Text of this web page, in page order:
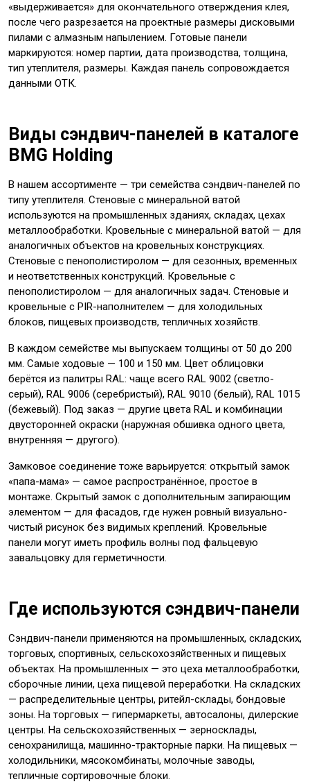
«выдерживается» для окончательного отверждения клея,
после чего разрезается на проектные размеры дисковыми
пилами с алмазным напылением. Готовые панели
маркируются: номер партии, дата производства, толщина,
тип утеплителя, размеры. Каждая панель сопровождается
данными ОТК.
Виды сэндвич-панелей в каталоге
BMG Holding
В нашем ассортименте — три семейства сэндвич-панелей по
типу утеплителя. Стеновые с минеральной ватой
используются на промышленных зданиях, складах, цехах
металлообработки. Кровельные с минеральной ватой — для
аналогичных объектов на кровельных конструкциях.
Стеновые с пенополистиролом — для сезонных, временных
и неответственных конструкций. Кровельные с
пенополистиролом — для аналогичных задач. Стеновые и
кровельные с PIR-наполнителем — для холодильных
блоков, пищевых производств, тепличных хозяйств.
В каждом семействе мы выпускаем толщины от 50 до 200
мм. Самые ходовые — 100 и 150 мм. Цвет облицовки
берётся из палитры RAL: чаще всего RAL 9002 (светло-
серый), RAL 9006 (серебристый), RAL 9010 (белый), RAL 1015
(бежевый). Под заказ — другие цвета RAL и комбинации
двусторонней окраски (наружная обшивка одного цвета,
внутренняя — другого).
Замковое соединение тоже варьируется: открытый замок
«папа-мама» — самое распространённое, простое в
монтаже. Скрытый замок с дополнительным запирающим
элементом — для фасадов, где нужен ровный визуально-
чистый рисунок без видимых креплений. Кровельные
панели могут иметь профиль волны под фальцевую
завальцовку для герметичности.
Где используются сэндвич-панели
Сэндвич-панели применяются на промышленных, складских,
торговых, спортивных, сельскохозяйственных и пищевых
объектах. На промышленных — это цеха металлообработки,
сборочные линии, цеха пищевой переработки. На складских
— распределительные центры, ритейл-склады, бондовые
зоны. На торговых — гипермаркеты, автосалоны, дилерские
центры. На сельскохозяйственных — зерносклады,
сенохранилища, машинно-тракторные парки. На пищевых —
холодильники, мясокомбинаты, молочные заводы,
тепличные сортировочные блоки.